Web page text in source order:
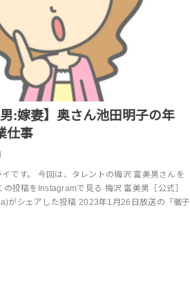
男:嫁妻】奥さん池田明子の年
仕事
です。 今回は、タレントの梅沢 富美男さんを
の投稿をInstagramで見る 梅沢 富美男［公式］
がシェアした投稿 2023年1月26日放送の「徹子